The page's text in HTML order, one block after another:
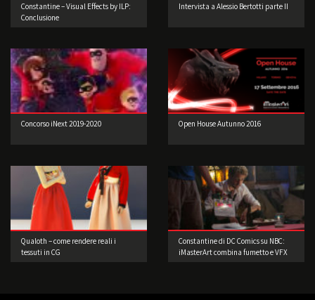
Constantine – Visual Effects by ILP:
Conclusione
Intervista a Alessio Bertotti parte II
Concorso iNext 2019-2020 Open House Autunno 2016
Qualoth – come rendere reali i
tessuti in CG
Constantine di DC Comics su NBC:
iMasterArt combina fumetto e VFX